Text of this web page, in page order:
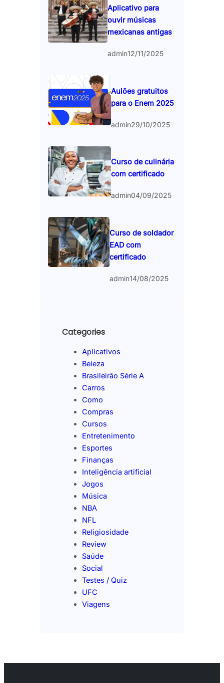
Aplicativo para
ouvir músicas
mexicanas antigas
admin12/11/2025
Aulões gratuitos
para o Enem 2025
admin29/10/2025
Curso de culinária
com certificado
admin04/09/2025
Curso de soldador
EAD com
certificado
admin14/08/2025
Categories
Aplicativos
Beleza
Brasileirão Série A
Carros
Como
Compras
Cursos
Entretenimento
Esportes
Finanças
Inteligência artificial
Jogos
Música
NBA
NFL
Religiosidade
Review
Saúde
Social
Testes / Quiz
UFC
Viagens